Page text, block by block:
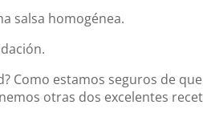
salsa homogénea.
Como estamos seguros de
otras dos excelentes